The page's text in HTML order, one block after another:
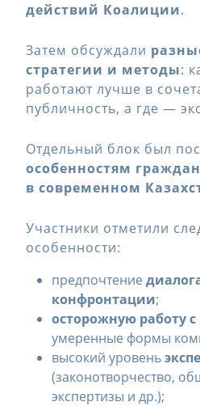
действий Коалиции.
Затем обсуждали
стратегии и методы:
работают лучше в
публичность, а где —
Отдельный блок был
особенностям
в современном
Участники отметили
особенности:
предпочтение
конфронтации;
осторожную работу
умеренные формы
высокий уровень
(законотворчество,
экспертизы и др.);